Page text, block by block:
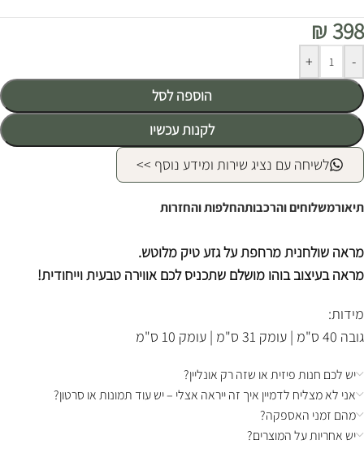
₪398
-
+
הוספה לסל
לקנות עכשיו
Alternative:
לשיחה עם נציג שירות ומידע נוסף >>
תיאורמשלוחים והרכבותהחלפות והחזרות
מראה שולחנית מרחפת על גזע טיק מלוטש.
מראה בעיצוב בוהו מושלם שתכניס לכם אווירה טבעית וייחודית!
מידות:
גובה 40 ס"מ | עומק 31 ס"מ | עומק 10 ס"מ
יש לכם חנות פיזית או שזה רק אונליין?
אני לא מצליח לדמיין איך זה ייראה אצלי – יש עוד תמונות או סרטון?
מהם זמני האספקה?
יש אחריות על המוצרים?